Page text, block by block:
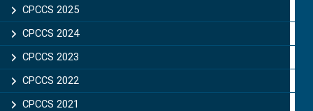
CPCCS 2025
CPCCS 2024
CPCCS 2023
CPCCS 2022
CPCCS 2021